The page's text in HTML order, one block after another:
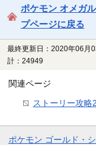
ポケモン オメガ
プページに戻る
最終更新日：2020年06月
計：24949
関連ページ
ストーリー攻略2
ポケモン ゴールド・